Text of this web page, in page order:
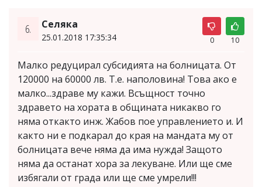
6. Селяка
25.01.2018 17:35:34 0 10
Малко редуцирал субсидията на болницата. От
120000 на 60000 лв. Т.е. наполовина! Това ако е
малко...здраве му кажи. Всъщност точно
здравето на хората в общината никакво го
няма откакто инж. Жабов пое управлението и. И
както ни е подкарал до края на мандата му от
болницата вече няма да има нужда! Защото
няма да останат хора за лекуване. Или ще сме
избягали от града или ще сме умрели!!!